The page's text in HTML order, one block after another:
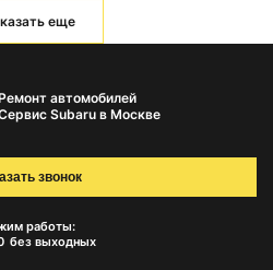
еще
автомобилей
Subaru в Москве
работы:
без выходных
звонок